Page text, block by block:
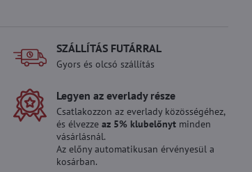
SZÁLLÍTÁS FUTÁRRAL
Gyors és olcsó szállítás
Legyen az everlady része
Csatlakozzon az everlady közösségéhez,
és élvezzeaz 5% klubelőnyt minden
vásárlásnál.
Az előny automatikusan érvényesül a
kosárban.